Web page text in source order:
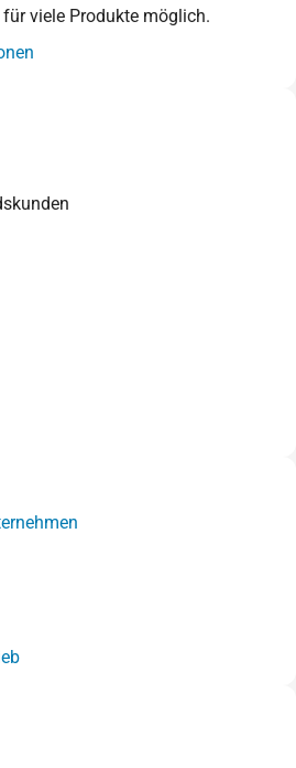
viele Produkte möglich.